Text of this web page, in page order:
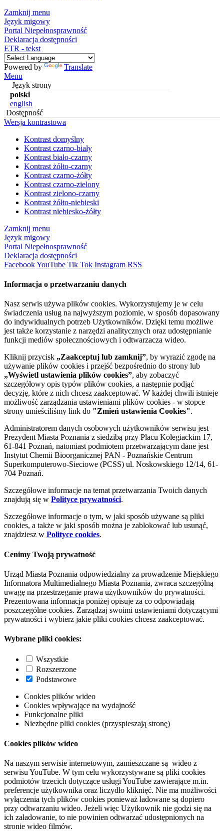
Zamknij menu
Język migowy
Portal Niepełnosprawność
Deklaracja dostępności
ETR - tekst
Powered by
Translate
Menu
Język strony
polski
english
Dostępność
Wersja kontrastowa
Kontrast domyślny
Kontrast czarno-biały
Kontrast biało-czarny
Kontrast żółto-czarny
Kontrast czarno-żółty
Kontrast czarno-zielony
Kontrast zielono-czarny
Kontrast żółto-niebieski
Kontrast niebiesko-żółty
Zamknij menu
Język migowy
Portal Niepełnosprawność
Deklaracja dostępności
FacebookYouTube Tik Tok Instagram RSS
Informacja o przetwarzaniu danych
Nasz serwis używa plików cookies. Wykorzystujemy je w celu
świadczenia usług na najwyższym poziomie, w sposób dopasowany
do indywidualnych potrzeb Użytkowników. Dzięki temu możliwe
jest także korzystanie z narzędzi analitycznych oraz udostępnianie
funkcji mediów społecznościowych i odtwarzacza wideo.
Kliknij przycisk „Zaakceptuj lub zamknij”, by wyrazić zgodę na
używanie plików cookies i przejść bezpośrednio do strony lub
„Wyświetl ustawienia plików cookies”, aby zobaczyć
szczegółowy opis typów plików cookies, a następnie podjąć
decyzję, które z nich chcesz zaakceptować. W każdej chwili istnieje
możliwość zarządzania ustawieniami plików cookies - w stopce
strony umieściliśmy link do "Zmień ustawienia Cookies".
Administratorem danych osobowych użytkowników serwisu jest
Prezydent Miasta Poznania z siedzibą przy Placu Kolegiackim 17,
61-841 Poznań, natomiast podmiotem przetwarzającym dane jest
Instytut Chemii Bioorganicznej PAN - Poznańskie Centrum
Superkomputerowo-Sieciowe (PCSS) ul. Noskowskiego 12/14, 61-
704 Poznań.
Szczegółowe informacje na temat przetwarzania Twoich danych
znajdują się w Polityce prywatności.
Szczegółowe informacje o tym, w jaki sposób używane są pliki
cookies, a także w jaki sposób można je zablokować lub usunąć,
znajdziesz w Polityce cookies.
Cenimy Twoją prywatność
Urząd Miasta Poznania odpowiedzialny za prowadzenie Miejskiego
Informatora Multimedialnego Miasta Poznania, zwraca szczególną
uwagę na przestrzeganie prawa użytkowników do prywatności.
Prezentowana informacja poniżej opisuje za co odpowiadają
poszczególne cookies. Zarządzaj swoimi ustawieniami dotyczącymi
prywatności i wybierz jakie pliki cookies chcesz zaakceptować.
Wybrane pliki cookies:
Wszystkie
Rozszerzone
Podstawowe
Cookies plików wideo
Cookies wpływające na wydajność
Funkcjonalne pliki
Niezbędne pliki cookies (przyspieszają stronę)
Cookies plików wideo
Na naszym serwisie internetowym, zamieszczane są wideo z
serwisu YouTube. W tym celu wykorzystywane są pliki cookies
podmiotów trzecich dotyczące usługi YouTube zawierające m.in.
preferencje użytkownika oraz liczydło kliknięć. Nie ma możliwości
wyłączenia tych plików cookies ponieważ ładowane są dopiero
przy odtwarzaniu wideo. Jeżeli więc Użytkownik nie godzi się na
ich załadowanie, to nie powinien odtwarzać udostępnionych na
stronie wideo filmów.